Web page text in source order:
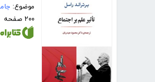
موضوع:
۲۰۰ صفحه